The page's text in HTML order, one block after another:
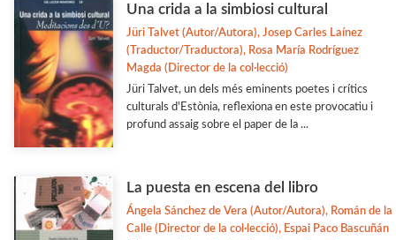
Una crida a la simbiosi cultural
Jüri Talvet (Autor/Autora), Josep Carles Laínez
(Traductor/Traductora), Rosa María Rodríguez
Magda (Director de la col·lecció)
Jüri Talvet, un dels més eminents poetes i crítics
culturals d'Estònia, reflexiona en este provocatiu i
profund assaig sobre el paper de la ...
La puesta en escena del libro
Ángela Sánchez de Vera (Autor/Autora), Román de la
Calle (Director de la col·lecció), Espai Paco Bascuñán